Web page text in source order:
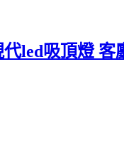
led吸頂燈